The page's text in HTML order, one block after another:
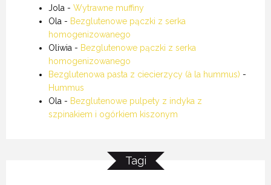
Jola - Wytrawne muffiny
Ola - Bezglutenowe pączki z serka
homogenizowanego
Oliwia - Bezglutenowe pączki z serka
homogenizowanego
Bezglutenowa pasta z ciecierzycy (à la hummus) -
Hummus
Ola - Bezglutenowe pulpety z indyka z
szpinakiem i ogórkiem kiszonym
Tagi